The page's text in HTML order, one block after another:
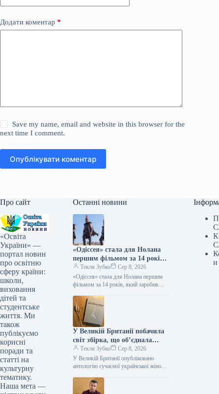
Додати коментар *
Save my name, email and website in this browser for the
next time I comment.
Опублікувати коментар
Про сайт
«Освіта
України» —
портал новин
про освітню
сферу країни:
школи,
виховання
дітей та
студентське
життя. Ми
також
публікуємо
корисні
поради та
статті на
культурну
тематику.
Наша мета —
Останні новини
«Одіссея» стала для Нолана
першим фільмом за 14 років,
який зібрав понад 1 мільярд
доларів.
Текля Зубко
Сер 8, 2026
«Одіссея» стала для Нолана першим
фільмом за 14 років, який заробив
Укрінформ Стрічка Крістофера
Нолана…
У Великій Британії побачила
світ збірка, що об’єднала
творчість 12 українських
поетес, а у Швеції видано
твори Наталки Ворожбит.
Текля Зубко
Сер 8, 2026
У Великій Британії опубліковано
антологію сучасної української жіночої
Women’s Poetry, що містить твори 12
українок. Тим…
и